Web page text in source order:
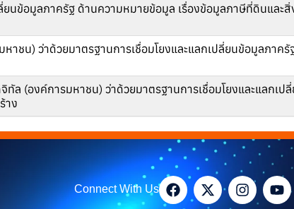
นข้อมูลภาครัฐ ด้านความหมายข้อมูล เรื่องข้อมูลภาษีที่ดินและ
น) ว่าด้วยมาตรฐานการเชื่อมโยงและแลกเปลี่ยนข้อมูลภาครั
(องค์การมหาชน) ว่าด้วยมาตรฐานการเชื่อมโยงและแลกเป
าง
Connect With Us